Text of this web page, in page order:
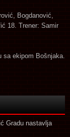
Bogdanović,
18. Trener: Samir
sa ekipom Bošnjaka.
Gradu nastavlja